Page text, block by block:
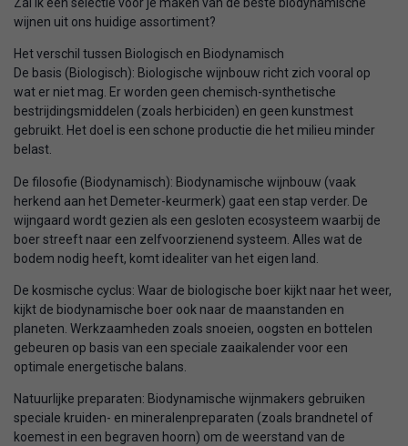
wijnen uit ons huidige assortiment?
Het verschil tussen Biologisch en Biodynamisch
De basis (Biologisch): Biologische wijnbouw richt zich vooral op
wat er niet mag. Er worden geen chemisch-synthetische
bestrijdingsmiddelen (zoals herbiciden) en geen kunstmest
gebruikt. Het doel is een schone productie die het milieu minder
belast.
De filosofie (Biodynamisch): Biodynamische wijnbouw (vaak
herkend aan het Demeter-keurmerk) gaat een stap verder. De
wijngaard wordt gezien als een gesloten ecosysteem waarbij de
boer streeft naar een zelfvoorzienend systeem. Alles wat de
bodem nodig heeft, komt idealiter van het eigen land.
De kosmische cyclus: Waar de biologische boer kijkt naar het weer,
kijkt de biodynamische boer ook naar de maanstanden en
planeten. Werkzaamheden zoals snoeien, oogsten en bottelen
gebeuren op basis van een speciale zaaikalender voor een
optimale energetische balans.
Natuurlijke preparaten: Biodynamische wijnmakers gebruiken
speciale kruiden- en mineralenpreparaten (zoals brandnetel of
koemest in een begraven hoorn) om de weerstand van de